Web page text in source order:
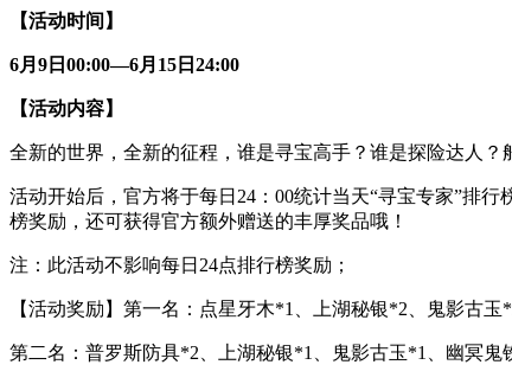
【活动时间】
6月9日00:00—6月15日24:00
【活动内容】
全新的世界，全新的征程，谁是寻宝高手？谁是探险达人？
活动开始后，官方将于每日24：00统计当天“寻宝专家”排
榜奖励，还可获得官方额外赠送的丰厚奖品哦！
注：此活动不影响每日24点排行榜奖励；
【活动奖励】第一名：点星牙木*1、上湖秘银*2、鬼影古玉
第二名：普罗斯防具*2、上湖秘银*1、鬼影古玉*1、幽冥鬼